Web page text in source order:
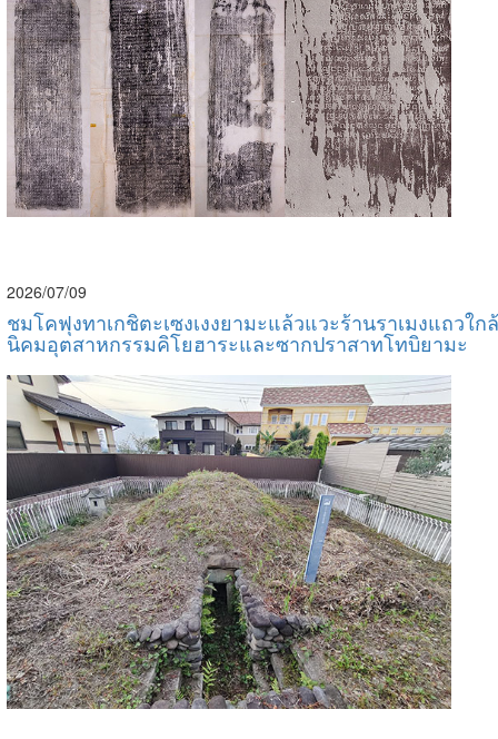
2026/07/09
ชมโคฟุงทาเกชิตะเซงเงงยามะแล้วแวะร้านราเมงแถวใกล้
นิคมอุตสาหกรรมคิโยฮาระและซากปราสาทโทบิยามะ